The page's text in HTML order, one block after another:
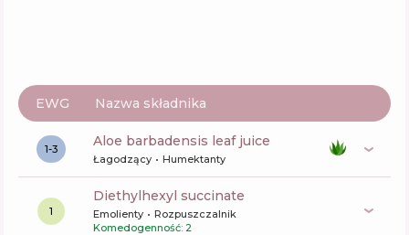
EWG Nazwa składnika
1-3 aloe barbadensis leaf juice
Łagodzący Humektanty
1
diethylhexyl succinate
Emolienty
Rozpuszczalnik
Komedogenność: 2